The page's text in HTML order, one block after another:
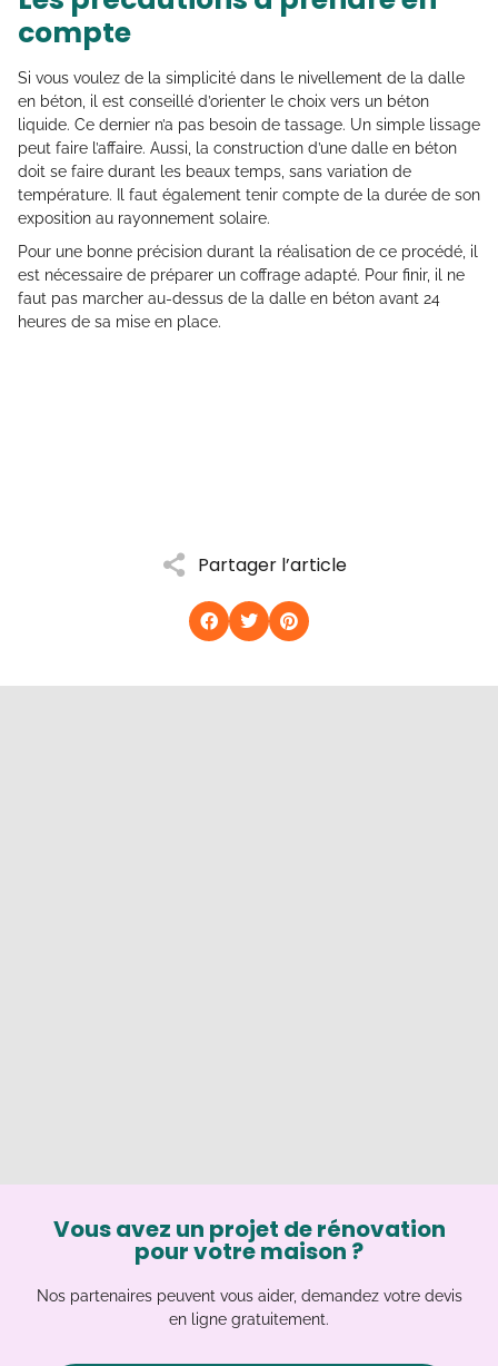
Partager l’article
compte
Si vous voulez de la simplicité dans le nivellement de la dalle
en béton, il est conseillé d’orienter le choix vers un béton
liquide. Ce dernier n’a pas besoin de tassage. Un simple lissage
peut faire l’affaire. Aussi, la construction d’une dalle en béton
doit se faire durant les beaux temps, sans variation de
température. Il faut également tenir compte de la durée de son
exposition au rayonnement solaire.
Pour une bonne précision durant la réalisation de ce procédé, il
est nécessaire de préparer un coffrage adapté. Pour finir, il ne
faut pas marcher au-dessus de la dalle en béton avant 24
heures de sa mise en place.
Vous avez un projet de rénovation
pour votre maison ?
Nos partenaires peuvent vous aider, demandez votre devis
en ligne gratuitement.